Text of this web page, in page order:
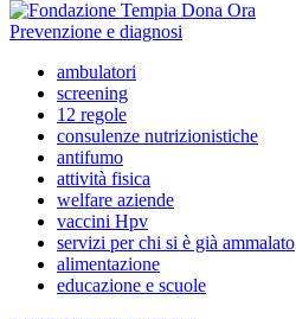
Prevenzione e diagnosi
ambulatori
screening
12 regole
consulenze nutrizionistiche
antifumo
attività fisica
welfare aziende
vaccini Hpv
servizi per chi si è già ammalato
alimentazione
educazione e scuole